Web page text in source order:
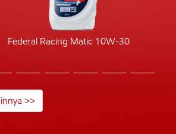
Federal Racing Matic 10W-30
>>